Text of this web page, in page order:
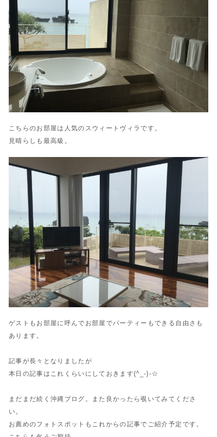
こちらのお部屋は人気のスウィートヴィラです。
見晴らしも最高級。
ゲストもお部屋に呼んでお部屋でパーティーもできる自由さも
あります。
記事が長々となりましたが
本日の記事はこれくらいにしておきます(^_-)-☆
まだまだ続く沖縄ブログ。また良かったら覗いてみてくださ
い。
お薦めのフォトスポットもこれからの記事でご紹介予定です。